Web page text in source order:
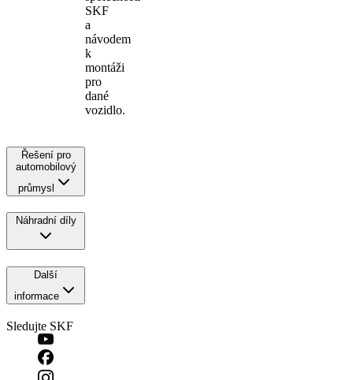
SKF
a
návodem
k
montáži
pro
dané
vozidlo.
Řešení pro
automobilový
průmysl
Náhradní díly
Další
informace
Sledujte SKF